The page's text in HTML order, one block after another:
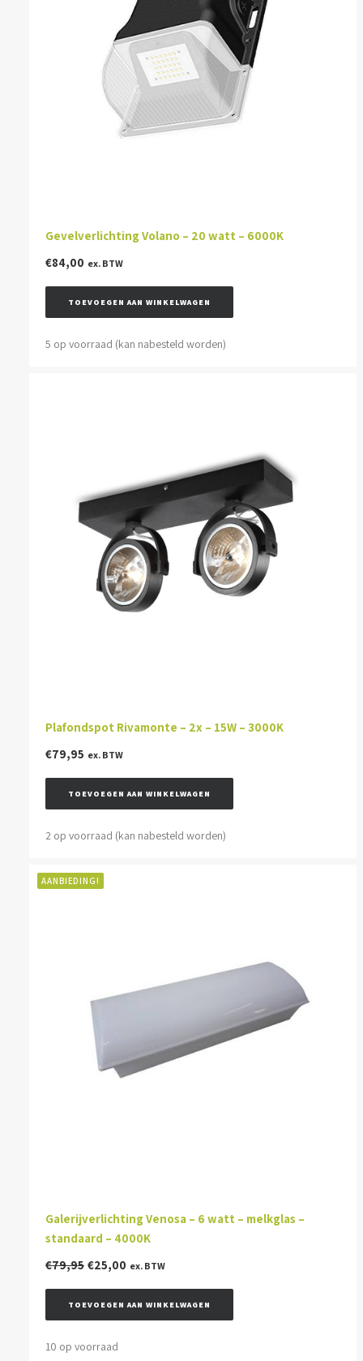
Gevelverlichting Volano – 20 watt – 6000K
€84,00 ex. BTW
TOEVOEGEN AAN WINKELWAGEN
5 op voorraad (kan nabesteld worden)
Plafondspot Rivamonte – 2x – 15W – 3000K
€79,95 ex. BTW
TOEVOEGEN AAN WINKELWAGEN
2 op voorraad (kan nabesteld worden)
AANBIEDING!
Galerijverlichting Venosa – 6 watt – melkglas –
standaard – 4000K
€79,95 Oorspronkelijke
was:
€79,95.
€25,00 Huidige
is:
€25,00.
ex. BTW
TOEVOEGEN AAN WINKELWAGEN
10 op voorraad